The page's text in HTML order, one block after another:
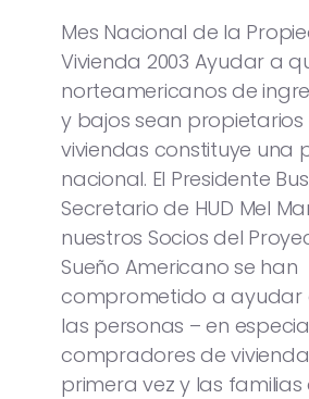
Mes Nacional de la
Vivienda 2003 Ayudar a
norteamericanos de
y bajos sean propietarios
viviendas constituye una
nacional. El Presidente
Secretario de HUD Mel
nuestros Socios del
Sueño Americano se han
comprometido a ayudar
las personas – en
compradores de
primera vez y las familias